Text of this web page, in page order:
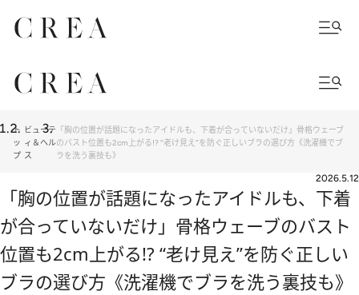
ト
ッ
プ
ビューテ
ィ＆ヘル
ス
「胸の位置が話題になったアイドルも、下着が合っていないだけ」骨格ウェーブ
のバスト位置も2cm上がる!? “老け見え”を防ぐ正しいブラの選び方《洗濯機でブ
ラを洗う裏技も》
2026.5.12
「胸の位置が話題になったアイドルも、下着
が合っていないだけ」骨格ウェーブのバスト
位置も2cm上がる!? “老け見え”を防ぐ正しい
ブラの選び方《洗濯機でブラを洗う裏技も》